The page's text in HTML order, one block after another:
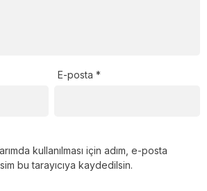
E-posta*
kullanılması için adım, e-posta
bu tarayıcıya kaydedilsin.